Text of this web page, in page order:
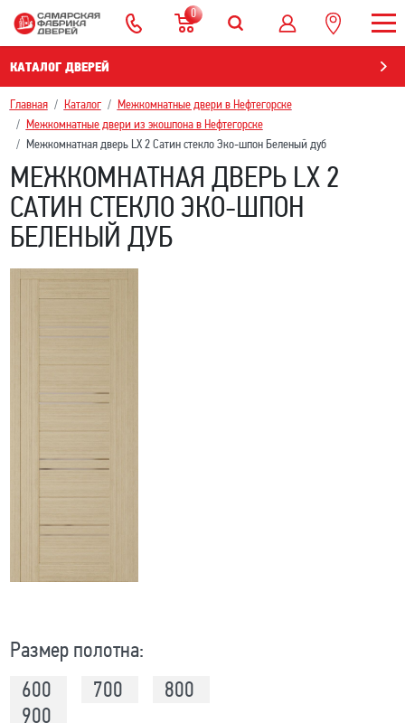
0
КАТАЛОГ ДВЕРЕЙ
Главная Каталог
Межкомнатные двери в Нефтегорскe
Межкомнатные двери из экошпона в Нефтегорскe
Межкомнатная дверь LX 2 Сатин стекло Эко-шпон Беленый дуб
МЕЖКОМНАТНАЯ ДВЕРЬ LX 2
САТИН СТЕКЛО ЭКО-ШПОН
БЕЛЕНЫЙ ДУБ
Размер полотна:
600
700
800
900